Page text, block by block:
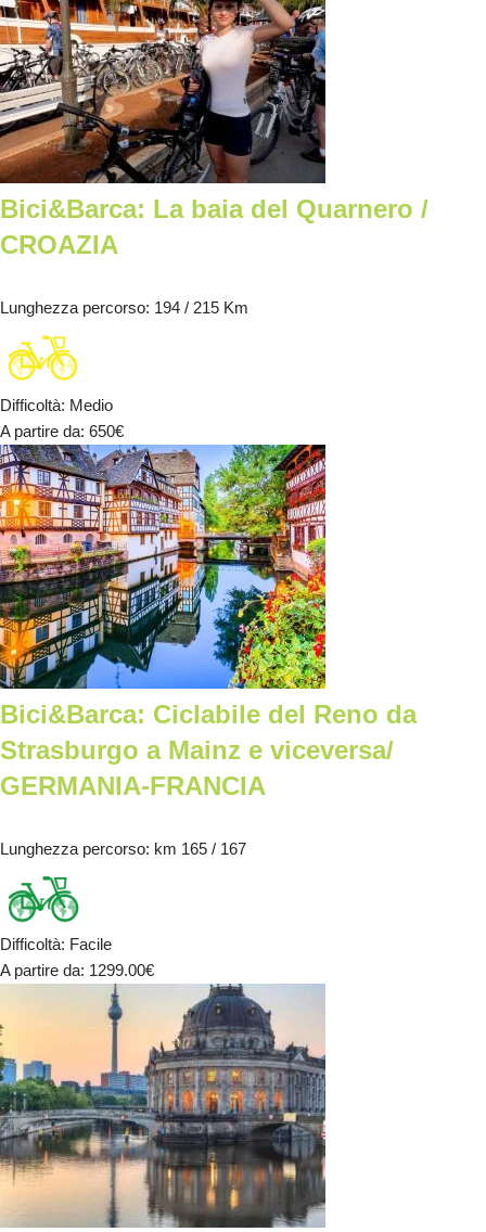
Bici&Barca: La baia del Quarnero /
CROAZIA
Lunghezza percorso: 194 / 215 Km
Difficoltà: Medio
A partire da: 650€
Bici&Barca: Ciclabile del Reno da
Strasburgo a Mainz e viceversa/
GERMANIA-FRANCIA
Lunghezza percorso: km 165 / 167
Difficoltà: Facile
A partire da: 1299.00€